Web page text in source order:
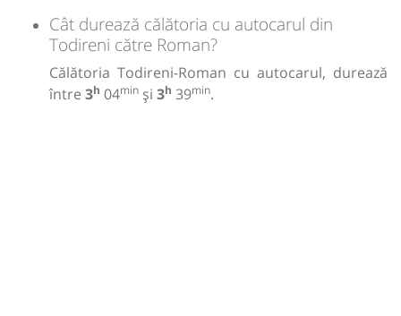
Cât durează călătoria cu autocarul din
Todireni către Roman?
Călătoria Todireni-Roman cu autocarul, durează
între 3h 04min și 3h 39min.